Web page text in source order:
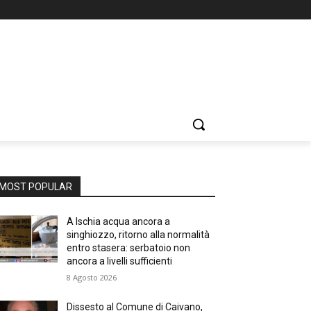
POPULAR
A Ischia acqua ancora a
singhiozzo, ritorno alla normalità
entro stasera: serbatoio non
ancora a livelli sufficienti
8 Agosto 2026
Dissesto al Comune di Caivano,